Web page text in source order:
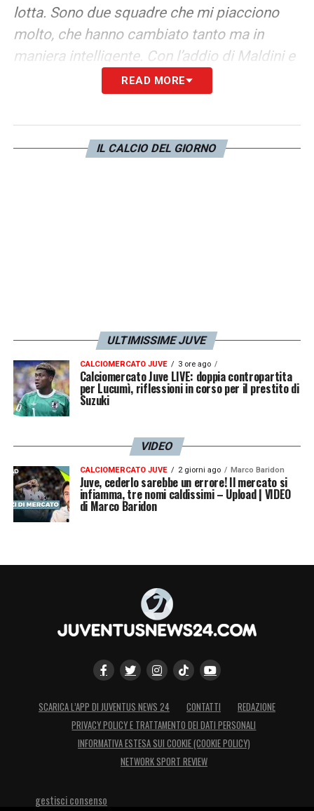
lotta. Sono due squadre che mi piacciono
molto, che hanno cambiato tanto ma in
maniera intelligente. Con l’addio di Maldini e
Massara si pensava ad un Milan in difficoltà;
invece, il club ha lavorato davvero bene.
L’Inter, invece, sembra essere partita molto
bene e con le idee chiare».
READ MORE
IL CALCIO DEL GIORNO
ULTIMISSIME JUVE
CALCIOMERCATO JUVE 3 ore ago
Calciomercato Juve LIVE: doppia contropartita
per Lucumì, riflessioni in corso per il prestito di
Suzuki
VIDEO
CALCIOMERCATO JUVE 2 giorni ago Marco Baridon
Juve, cederlo sarebbe un errore! Il mercato si
infiamma, tre nomi caldissimi – Upload | VIDEO
di Marco Baridon
SCARICA L’APP DI JUVENTUS NEWS 24 CONTATTI
REDAZIONE
PRIVACY POLICY E TRATTAMENTO DEI DATI PERSONALI
INFORMATIVA ESTESA SUI COOKIE (COOKIE POLICY)
NETWORK SPORT REVIEW
gestisci consenso